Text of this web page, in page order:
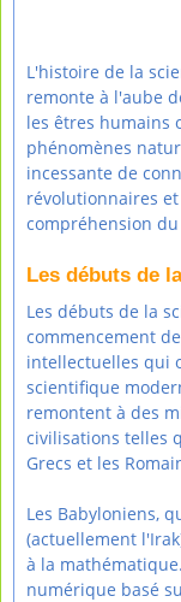
L'histoire de la
remonte à l'aube
les êtres humains
phénomènes
incessante de
révolutionnaires
compréhension
Les débuts de
Les débuts de la
commencement
intellectuelles qui
scientifique
remontent à des
civilisations telles
Grecs et les
Les Babyloniens,
(actuellement
à la
numérique basé